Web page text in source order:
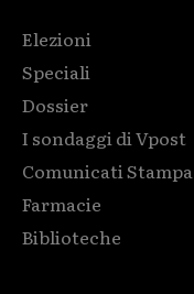
Elezioni
Speciali
Dossier
I sondaggi di Vpost
Comunicati Stampa
Farmacie
Biblioteche